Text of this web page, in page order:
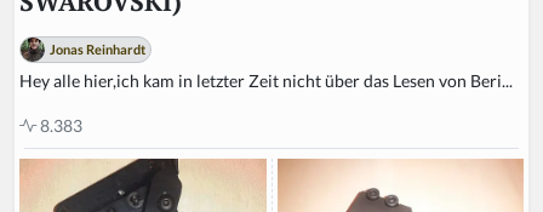
Jonas Reinhardt
Hey alle hier,ich kam in letzter Zeit nicht über das Lesen von Beri...
8.383